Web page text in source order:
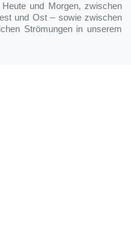
und Morgen, zwischen
und Ost – sowie zwischen
Strömungen in unserem